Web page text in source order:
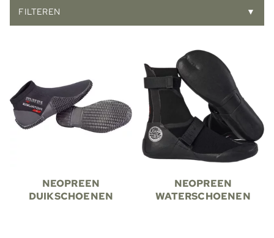
FILTEREN ▼
NEOPREEN
DUIKSCHOENEN
NEOPREEN
WATERSCHOENEN